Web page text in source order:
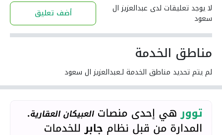
لا يوجد تعليقات لدى عبدالعزيز ال
سعود أضف تعليق
مناطق الخدمة
لم يتم تحديد مناطق الخدمة لـعبدالعزيز ال سعود